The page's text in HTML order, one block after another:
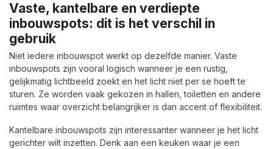
Vaste, kantelbare en verdiepte
inbouwspots: dit is het verschil in
gebruik
Niet iedere inbouwspot werkt op dezelfde manier. Vaste
inbouwspots zijn vooral logisch wanneer je een rustig,
gelijkmatig lichtbeeld zoekt en het licht niet per se hoeft te
sturen. Ze worden vaak gekozen in hallen, toiletten en andere
ruimtes waar overzicht belangrijker is dan accent of flexibiliteit.
Kantelbare inbouwspots zijn interessanter wanneer je het licht
gerichter wilt inzetten. Denk aan een keuken waar je een